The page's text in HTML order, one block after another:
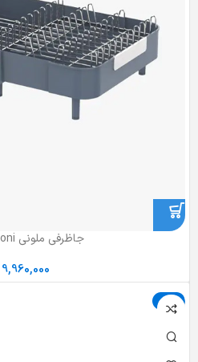
جاظرفی ملونی Melloni کد 9172
9,960,000
حراج